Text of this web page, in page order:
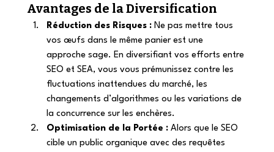
Avantages de la Diversification
Réduction des Risques : Ne pas mettre tous
vos œufs dans le même panier est une
approche sage. En diversifiant vos efforts entre
SEO et SEA, vous vous prémunissez contre les
fluctuations inattendues du marché, les
changements d’algorithmes ou les variations de
la concurrence sur les enchères.
Optimisation de la Portée : Alors que le SEO
cible un public organique avec des requêtes